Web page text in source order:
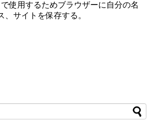
使用するためブラウザーに自分の名
、サイトを保存する。